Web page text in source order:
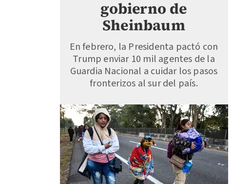
gobierno de
Sheinbaum
En febrero, la Presidenta pactó con
Trump enviar 10 mil agentes de la
Guardia Nacional a cuidar los pasos
fronterizos al sur del país.